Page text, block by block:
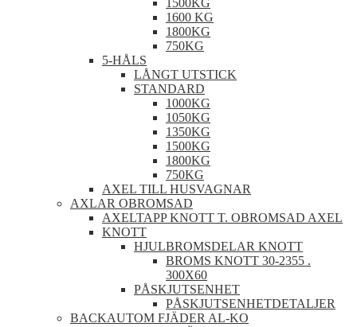
1500KG
1600 KG
1800KG
750KG
5-HÅLS
LÅNGT UTSTICK
STANDARD
1000KG
1050KG
1350KG
1500KG
1800KG
750KG
AXEL TILL HUSVAGNAR
AXLAR OBROMSAD
AXELTAPP KNOTT T. OBROMSAD AXEL
KNOTT
HJULBROMSDELAR KNOTT
BROMS KNOTT 30-2355 .
300X60
PÅSKJUTSENHET
PÅSKJUTSENHETDETALJER
BACKAUTOM FJÄDER AL-KO